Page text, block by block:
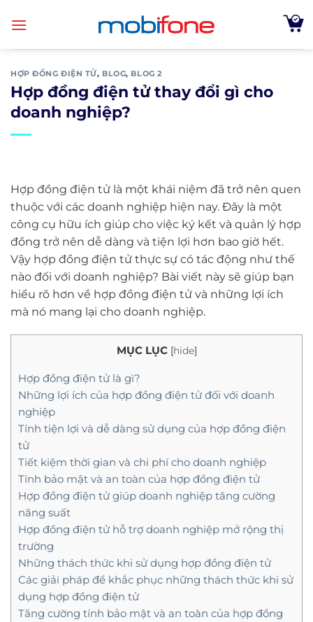
HỢP ĐỒNG ĐIỆN TỬ, BLOG, BLOG 2
Hợp đồng điện tử thay đổi gì cho
doanh nghiệp?
Hợp đồng điện tử là một khái niệm đã trở nên quen
thuộc với các doanh nghiệp hiện nay. Đây là một
công cụ hữu ích giúp cho việc ký kết và quản lý hợp
đồng trở nên dễ dàng và tiện lợi hơn bao giờ hết.
Vậy hợp đồng điện tử thực sự có tác động như thế
nào đối với doanh nghiệp? Bài viết này sẽ giúp bạn
hiểu rõ hơn về hợp đồng điện tử và những lợi ích
mà nó mang lại cho doanh nghiệp.
MỤC LỤC [hide]
Hợp đồng điện tử là gì?
Những lợi ích của hợp đồng điện tử đối với doanh
nghiệp
Tính tiện lợi và dễ dàng sử dụng của hợp đồng điện
tử
Tiết kiệm thời gian và chi phí cho doanh nghiệp
Tính bảo mật và an toàn của hợp đồng điện tử
Hợp đồng điện tử giúp doanh nghiệp tăng cường
năng suất
Hợp đồng điện tử hỗ trợ doanh nghiệp mở rộng thị
trường
Những thách thức khi sử dụng hợp đồng điện tử
Các giải pháp để khắc phục những thách thức khi sử
dụng hợp đồng điện tử
Tăng cường tính bảo mật và an toàn của hợp đồng